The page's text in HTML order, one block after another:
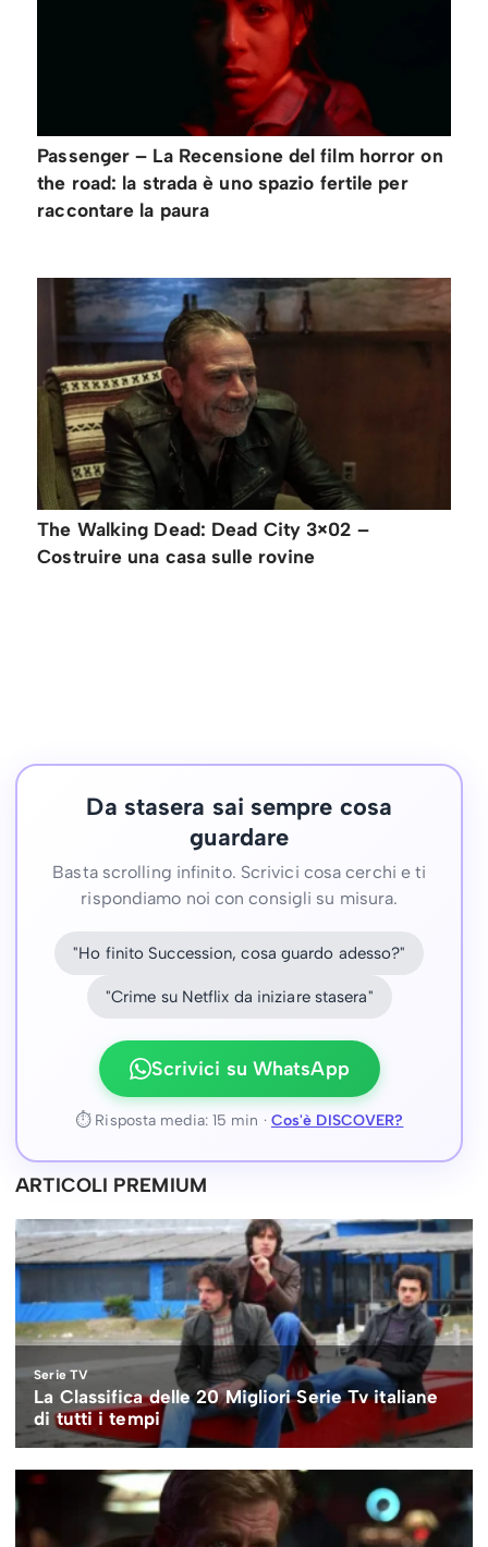
Passenger – La Recensione del film horror on
the road: la strada è uno spazio fertile per
raccontare la paura
The Walking Dead: Dead City 3×02 –
Costruire una casa sulle rovine
Da stasera sai sempre cosa
guardare
Basta scrolling infinito. Scrivici cosa cerchi e ti
rispondiamo noi con consigli su misura.
"Ho finito Succession, cosa guardo adesso?"
"Crime su Netflix da iniziare stasera"
Scrivici su WhatsApp
⏱ Risposta media: 15 min · Cos'è DISCOVER?
ARTICOLI PREMIUM